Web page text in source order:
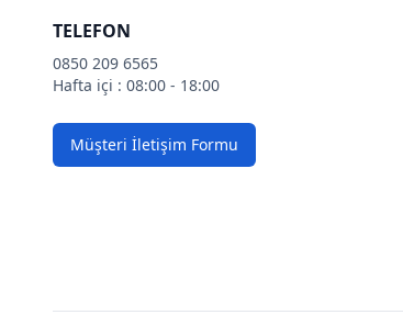
TELEFON
0850 209 6565
Hafta içi : 08:00 - 18:00
Müşteri İletişim Formu